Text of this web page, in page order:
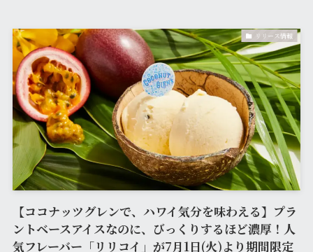
リリース情報
【ココナッツグレンで、ハワイ気分を味わえる】プラ
ントベースアイスなのに、びっくりするほど濃厚！人
気フレーバー「リリコイ」が7月1日(火)より期間限定